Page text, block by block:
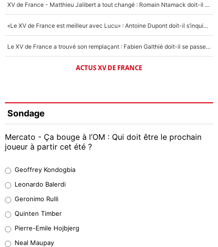
XV de France - Matthieu Jalibert a tout changé : Romain Ntamack doit-il s’inquiéter pour sa place à un an de la Coupe du monde ?
«Le XV de France est meilleur avec Lucu» : Antoine Dupont doit-il s’inquiéter pour sa place ?
Le XV de France a trouvé son remplaçant : Fabien Galthié doit-il se passer d'Antoine Dupont ?
ACTUS XV DE FRANCE
Sondage
Mercato - Ça bouge à l’OM : Qui doit être le prochain
joueur à partir cet été ?
38%
32%
5%
Geoffrey Kondogbia
Leonardo Balerdi
Geronimo Rulli
Quinten Timber
Pierre-Emile Hojbjerg
Neal Maupay